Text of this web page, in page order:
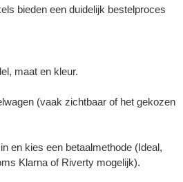
bieden een duidelijk bestelproces
maat en kleur.
(vaak zichtbaar of het gekozen
en kies een betaalmethode (Ideal,
Klarna of Riverty mogelijk).